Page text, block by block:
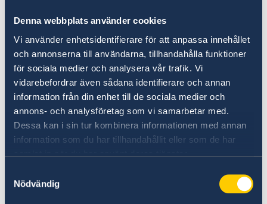
Denna webbplats använder cookies
Vi använder enhetsidentifierare för att anpassa innehållet
och annonserna till användarna, tillhandahålla funktioner
för sociala medier och analysera vår trafik. Vi
vidarebefordrar även sådana identifierare och annan
information från din enhet till de sociala medier och
annons- och analysföretag som vi samarbetar med.
Dessa kan i sin tur kombinera informationen med annan
information som du har tillhandahållit eller som de har
samlat in när du har använt deras tjänster.
Nödvändig
irregularidades en relación con las actividades